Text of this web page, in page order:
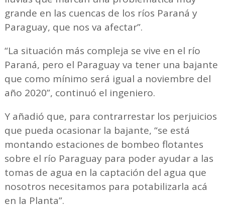
grande en las cuencas de los ríos Paraná y
Paraguay, que nos va afectar”.
“La situación más compleja se vive en el río
Paraná, pero el Paraguay va tener una bajante
que como mínimo será igual a noviembre del
año 2020”, continuó el ingeniero.
Y añadió que, para contrarrestar los perjuicios
que pueda ocasionar la bajante, “se está
montando estaciones de bombeo flotantes
sobre el río Paraguay para poder ayudar a las
tomas de agua en la captación del agua que
nosotros necesitamos para potabilizarla acá
en la Planta”.